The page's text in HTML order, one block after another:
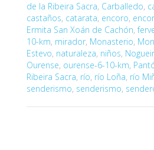
de la Ribeira Sacra, Carballedo,
castaños, catarata, encoro,
Ermita San Xoán de Cachón,
10-km, mirador, Monasterio,
Estevo, naturaleza, niños,
Ourense, ourense-6-10-km,
Ribeira Sacra, río, río Loña, río
senderismo, senderismo,